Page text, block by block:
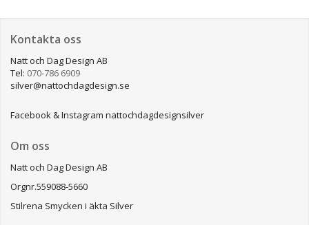
Kontakta oss
Natt och Dag Design AB
Tel: 070-786 6909
silver@nattochdagdesign.se
Facebook & Instagram nattochdagdesignsilver
Om oss
Natt och Dag Design AB
Orgnr.559088-5660
Stilrena Smycken i äkta Silver